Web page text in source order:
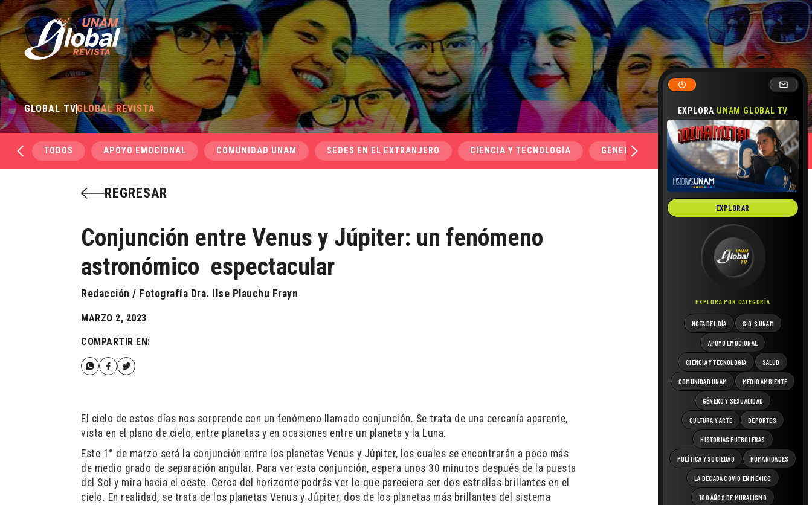
EXPLORA UNAM GLOBAL TV
EXPLORAR
EXPLORA POR CATEGORÍA
NOTA DEL DÍA S.O.S UNAM
APOYO EMOCIONAL
CIENCIA Y TECNOLOGÍA SALUD
COMUNIDAD UNAM MEDIO AMBIENTE
GÉNERO Y SEXUALIDAD
CULTURA Y ARTE DEPORTES
HISTORIAS FUTBOLERAS
POLÍTICA Y SOCIEDAD HUMANIDADES
LA DÉCADA COVID EN MÉXICO
100 AÑOS DE MURALISMO
GLOBAL TVGLOBAL REVISTA
TODOS APOYO EMOCIONAL COMUNIDAD UNAM SEDES EN EL EXTRANJERO CIENCIA Y TECNOLOGÍA GÉNERO Y SEXUALIDAD SALUD
REGRESAR
Conjunción entre Venus y Júpiter: un fenómeno
astronómico espectacular
Redacción / Fotografía Dra. Ilse Plauchu Frayn
MARZO 2, 2023
COMPARTIR EN:
El cielo de estos días nos sorprende con un fenómeno llamado conjunción. Se trata de una cercanía aparente,
vista en el plano de cielo, entre planetas y en ocasiones entre un planeta y la Luna.
Este 1° de marzo será la conjunción entre los planetas Venus y Júpiter, los cuales se encontrarán a poco más
de medio grado de separación angular. Para ver esta conjunción, espera unos 30 minutos después de la puesta
del Sol y mira hacia el oeste. Cerca del horizonte podrás ver lo que pareciera ser dos estrellas brillantes en el
cielo. En realidad, se trata de los planetas Venus y Júpiter, dos de los planetas más brillantes del sistema